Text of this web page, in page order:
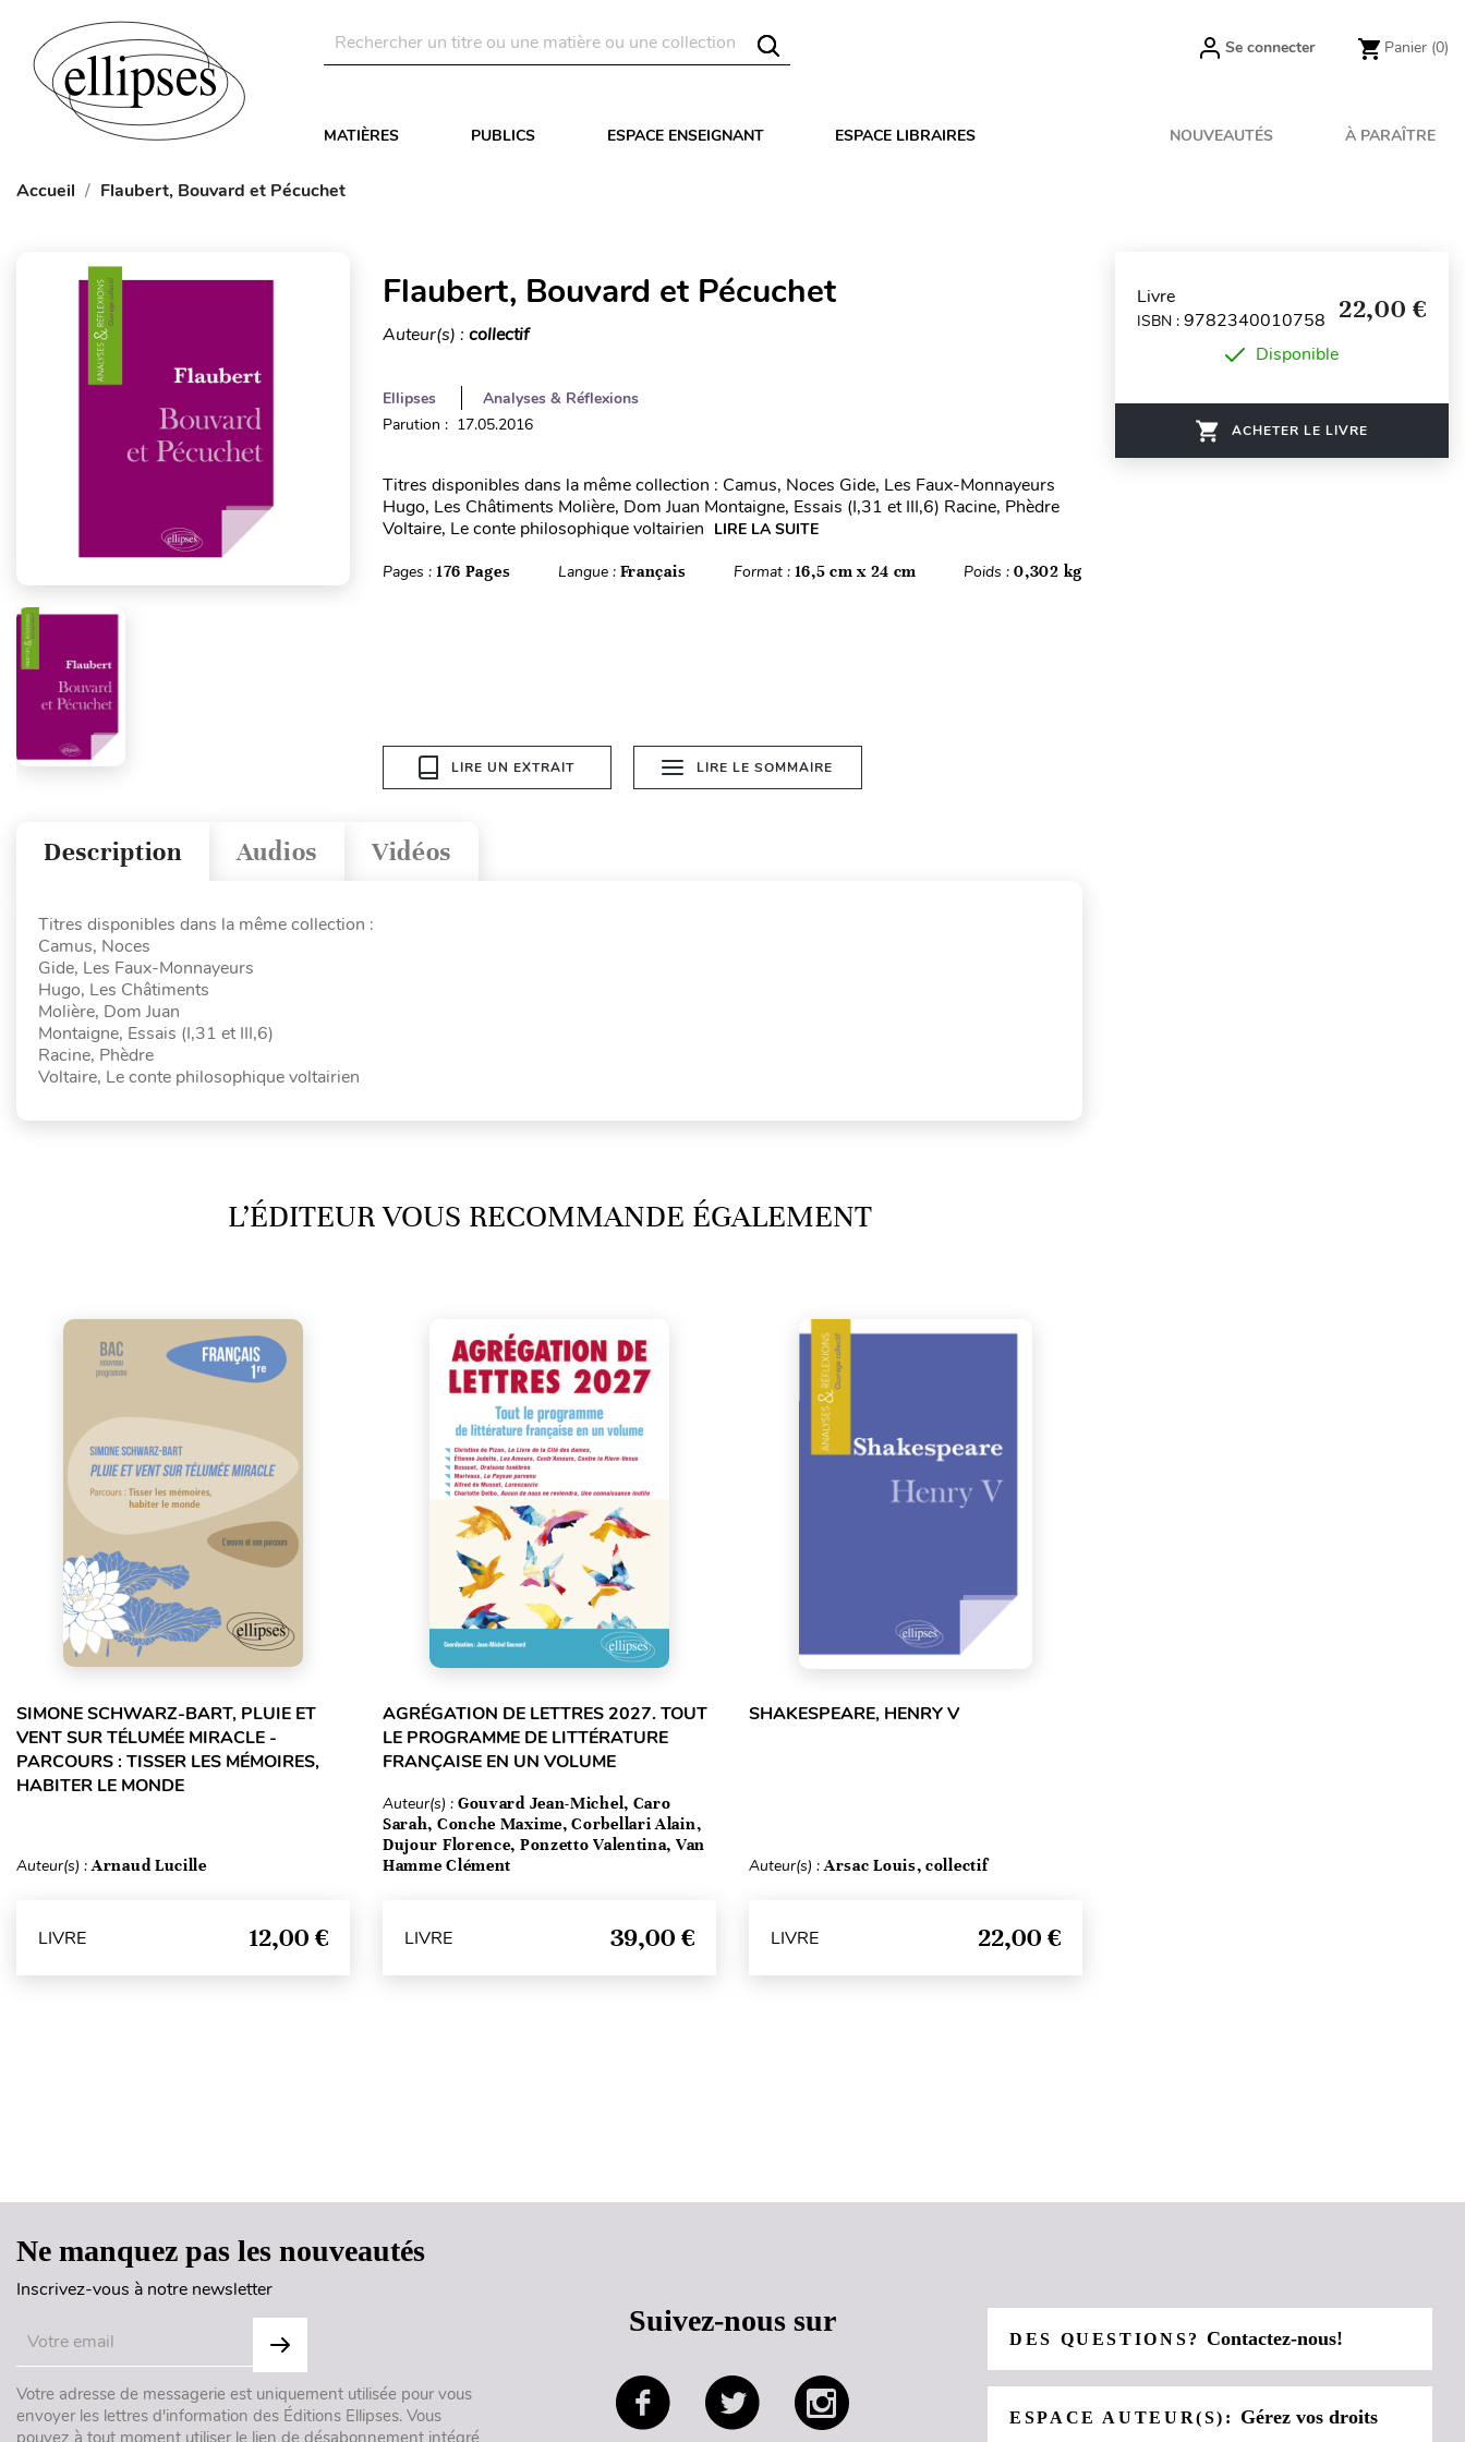
Se connecter Panier (0)
MATIÈRES PUBLICS ESPACE ENSEIGNANT ESPACE LIBRAIRES NOUVEAUTÉS À PARAÎTRE
Accueil Flaubert, Bouvard et Pécuchet
Flaubert, Bouvard et Pécuchet
Auteur(s) : collectif
Ellipses
Analyses & Réflexions
Parution : 17.05.2016
Titres disponibles dans la même collection : Camus, Noces Gide, Les Faux-Monnayeurs
Hugo, Les Châtiments Molière, Dom Juan Montaigne, Essais (I,31 et III,6) Racine, Phèdre
Voltaire, Le conte philosophique voltairien LIRE LA SUITE
Pages : 176 Pages Langue : Français Format : 16,5 cm x 24 cm Poids :0,302 kg
LIRE UN EXTRAIT LIRE LE SOMMAIRE
Vidéos
Audios
Description
Titres disponibles dans la même collection :
Camus, Noces
Gide, Les Faux-Monnayeurs
Hugo, Les Châtiments
Molière, Dom Juan
Montaigne, Essais (I,31 et III,6)
Racine, Phèdre
Voltaire, Le conte philosophique voltairien
L’ÉDITEUR VOUS RECOMMANDE ÉGALEMENT
SIMONE SCHWARZ-BART, PLUIE ET
VENT SUR TÉLUMÉE MIRACLE -
PARCOURS : TISSER LES MÉMOIRES,
HABITER LE MONDE
Auteur(s) :Arnaud Lucille
LIVRE 12,00 €
AGRÉGATION DE LETTRES 2027. TOUT
LE PROGRAMME DE LITTÉRATURE
FRANÇAISE EN UN VOLUME
Auteur(s) : Gouvard Jean-Michel, Caro
Sarah, Conche Maxime, Corbellari Alain,
Dujour Florence, Ponzetto Valentina, Van
Hamme Clément
LIVRE 39,00 €
SHAKESPEARE, HENRY V
Auteur(s) :Arsac Louis, collectif
LIVRE 22,00 €
Livre
ISBN : 9782340010758 22,00 €
Disponible
ACHETER LE LIVRE
Ne manquez pas les nouveautés
Inscrivez-vous à notre newsletter
Votre adresse de messagerie est uniquement utilisée pour vous
envoyer les lettres d'information des Éditions Ellipses. Vous
pouvez à tout moment utiliser le lien de désabonnement intégré
Suivez-nous sur
DES QUESTIONS?Contactez-nous!
ESPACE AUTEUR(S): Gérez vos droits